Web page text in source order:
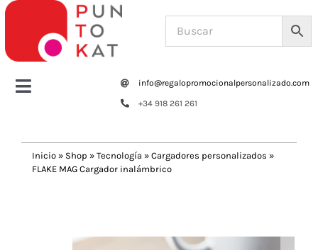
Saltar
contenido
Toggle
Tazas y botellas
info@regalopromocionalpersonalizado.com
+34 918 261 261
Inicio » Shop » Tecnología » Cargadores personalizados »
FLAKE MAG Cargador inalámbrico